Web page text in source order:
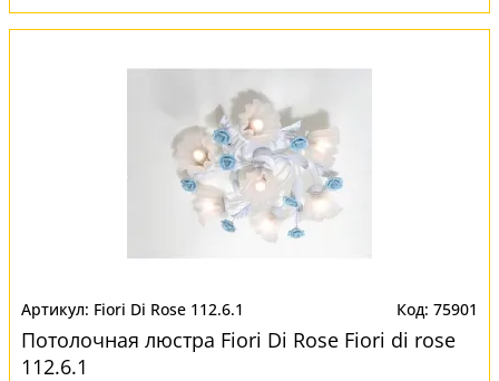
Fiori Di Rose 112.6.1 75901
Потолочная люстра Fiori Di Rose Fiori di rose
112.6.1